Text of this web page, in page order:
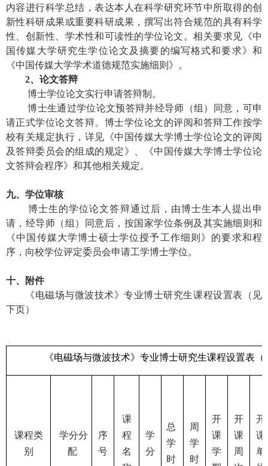
内容进行科学总结，表达本人在科学研究环节中所取得的创
新性科研成果或重要科研成果，撰写出符合规范的具有科学
性、创新性、学术性和可读性的学位论文。相关要求见《中
国传媒大学研究生学位论文及摘要的编写格式和要求》和
《中国传媒大学学术道德规范实施细则》。
2、论文答辩
博士学位论文实行申请答辩制。
博士生通过学位论文预答辩并经导师（组）同意，可申
请正式学位论文答辩。博士学位论文的评阅和答辩工作按学
校有关规定执行，详见《中国传媒大学博士学位论文的评阅
及答辩委员会的组成的规定》、《中国传媒大学博士学位论
文答辩会程序》和其他相关规定。
九、学位审核
博士生的学位论文答辩通过后，由博士生本人提出申
请，经导师（组）同意后，按国家学位条例及其实施细则和
《中国传媒大学博士硕士学位授予工作细则》的要求和程
序，向校学位评定委员会申请工学博士学位。
十、附件
《电磁场与微波技术》专业博士研究生课程设置表（见
下页）
《电磁场与微波技术》专业博士研究生课程设置表（
课程类
别
学分分
配
序
号
课
程
名
学
分
总
学
时
周
学
时
开
课
学
开
课
周
开
课
单